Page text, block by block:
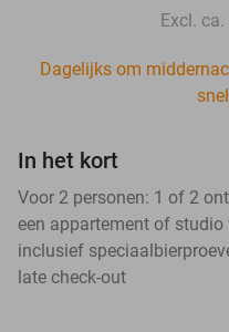
Excl.
Dagelijks om
In het kort
Voor 2 personen: 1 of 2
een appartement of
inclusief
late check-out